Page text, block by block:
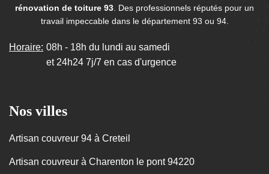
rénovation de toiture 93 . Des professionnels réputés pour un
travail impeccable dans le département 93 ou 94.
Horaire: 08h - 18h du lundi au samedi
et 24h24 7j/7 en cas d'urgence
Nos villes
Artisan couvreur 94 à Creteil
Artisan couvreur à Charenton le pont 94220